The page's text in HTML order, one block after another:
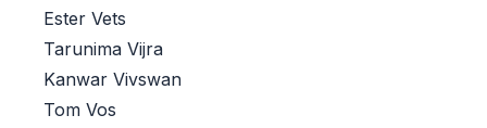
Ester Vets
Tarunima Vijra
Kanwar Vivswan
Tom Vos